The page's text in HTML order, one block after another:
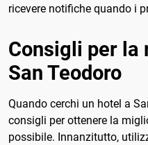
ricevere notifiche quando i
Consigli per la
San Teodoro
Quando cerchi un hotel a
consigli per ottenere la
possibile. Innanzitutto,